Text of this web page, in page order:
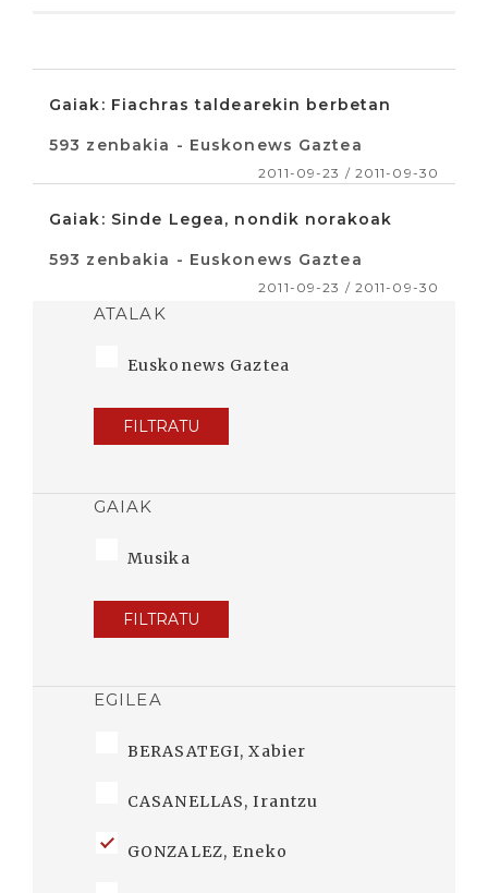
Gaiak: Fiachras taldearekin berbetan
593 zenbakia - Euskonews Gaztea
2011-09-23 / 2011-09-30
Gaiak: Sinde Legea, nondik norakoak
593 zenbakia - Euskonews Gaztea
2011-09-23 / 2011-09-30
ATALAK
Euskonews Gaztea
FILTRATU
GAIAK
Musika
FILTRATU
EGILEA
BERASATEGI, Xabier
CASANELLAS, Irantzu
GONZALEZ, Eneko